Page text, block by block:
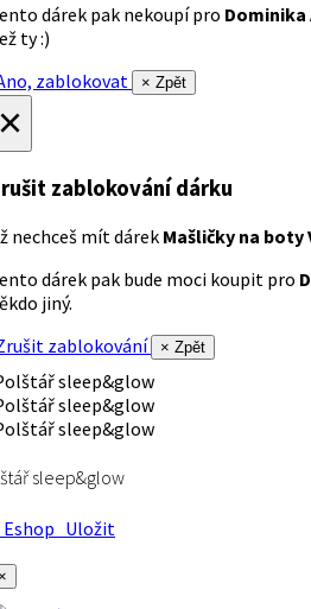
dárek pak nekoupí pro
ty :)
zablokovat
× Zpět
zablokování dárku
nechceš mít dárek Mašličky na boty
dárek pak bude moci koupit pro
jiný.
zablokování
× Zpět
sleep&glow
Uložit